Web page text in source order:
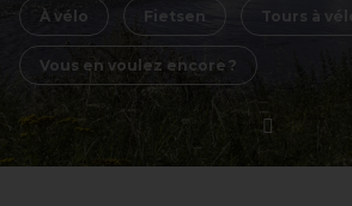
À vélo Fietsen Tours à vélo
Vous en voulez encore ?